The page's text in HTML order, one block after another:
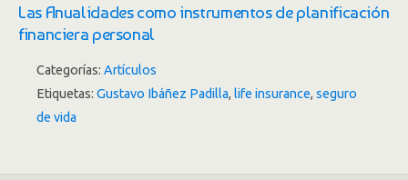
Las Anualidades como instrumentos de planificación
financiera personal
Categorías: Artículos
Etiquetas: Gustavo Ibáñez Padilla, life insurance, seguro
de vida